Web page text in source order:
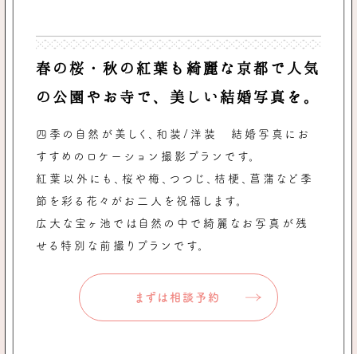
春の桜・秋の紅葉も綺麗な京都で人気
の公園やお寺で、美しい結婚写真を。
四季の自然が美しく、和装/洋装 結婚写真にお
すすめのロケーション撮影プランです。
紅葉以外にも、桜や梅、つつじ、桔梗、菖蒲など季
節を彩る花々がお二人を祝福します。
広大な宝ヶ池では自然の中で綺麗なお写真が残
せる特別な前撮りプランです。
まずは相談予約